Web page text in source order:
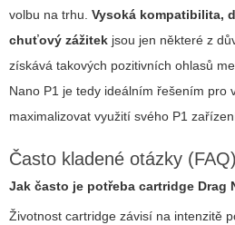
volbu na trhu. Vysoká kompatibilita,
chuťový zážitek jsou jen některé z
získává takových pozitivních ohlasů
Nano P1 je tedy ideálním řešením pro
maximalizovat využití svého P1
Často kladené otázky (FAQ)
Jak často je potřeba cartridge Drag
Životnost cartridge závisí na intenzitě